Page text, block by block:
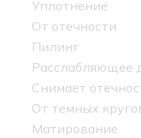
Уплотнение
От отечности
Пилинг
Расслабляющее
Снимает
От темных
Матирование